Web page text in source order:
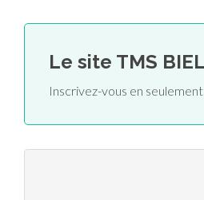
Le site TMS
Inscrivez-vous en